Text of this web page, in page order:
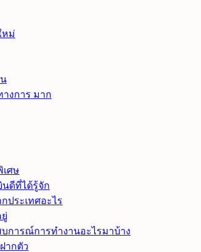
หม่
งการ มาก
ศษ
ดีที่ได้รู้จัก
ประเทศอะไร
การณ์การทำงานอะไรมาบ้าง
ากตัว